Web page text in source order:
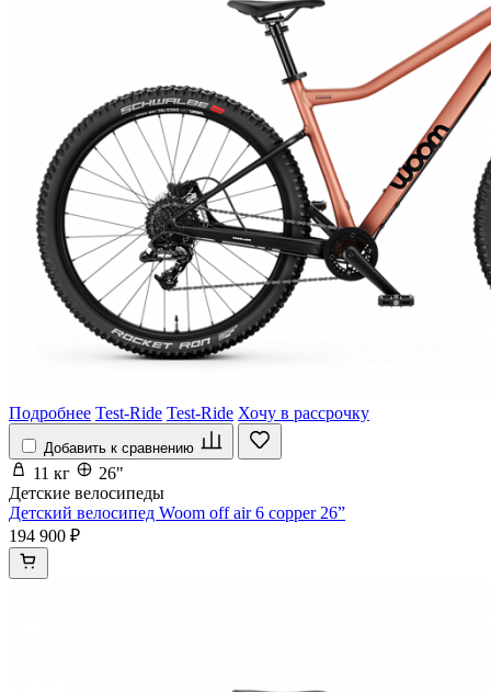
Подробнее Test-Ride Test-Ride Хочу в рассрочку
Добавить к сравнению
11 кг
26"
Детские велосипеды
Детский велосипед Woom off air 6 copper 26”
194 900 ₽